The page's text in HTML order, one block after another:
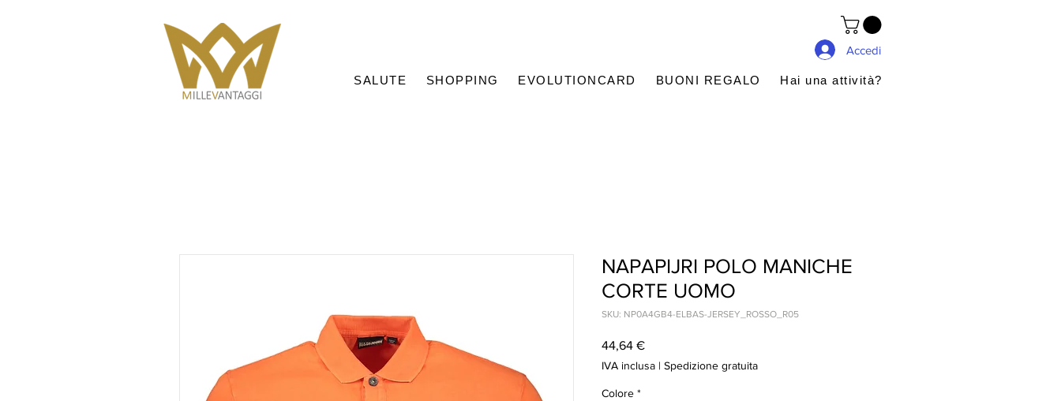
Accedi
SALUTE SHOPPING EVOLUTIONCARD BUONI REGALO Hai una attività?
NAPAPIJRI POLO MANICHE
CORTE UOMO
SKU: NP0A4GB4-ELBAS-JERSEY_ROSSO_R05
44,64 €Prezzo
IVA inclusa | Spedizione gratuita
Colore *